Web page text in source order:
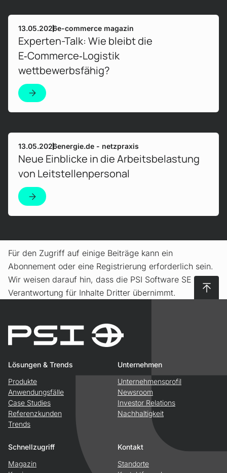
13.05.2026e-commerce magazin
Experten-Talk: Wie bleibt die
E‑Commerce‑Logistik
wettbewerbsfähig?
13.05.2026energie.de - netzpraxis
Neue Einblicke in die Arbeitsbelastung
von Leitstellenpersonal
Für den Zugriff auf einige Beiträge kann ein
Abonnement oder eine Registrierung erforderlich sein.
Wir weisen darauf hin, dass die PSI Software SE keine
Verantwortung für Inhalte Dritter übernimmt.
Lösungen & Trends
Produkte
Anwendungsfälle
Case Studies
Referenzkunden
Trends
Unternehmen
Unternehmensprofil
Newsroom
Investor Relations
Nachhaltigkeit
Schnellzugriff
Magazin
Kontakt
Standorte
Nach